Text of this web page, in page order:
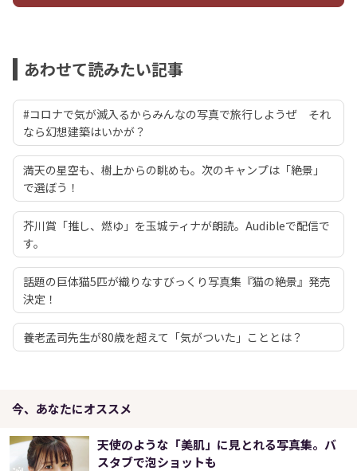
あわせて読みたい記事
#コロナで気が滅入るからみんなの写真で旅行しようぜ それ
なら幻想建築はいかが？
満天の星空も、樹上からの眺めも。次のキャンプは「絶景」
で選ぼう！
芥川賞「推し、燃ゆ」を玉城ティナが朗読。Audibleで配信で
す。
話題の巨体猫5匹が織りなすびっくり写真集『猫の絶景』発売
決定！
養老孟司先生が80歳を超えて「気がついた」こととは？
今、あなたにオススメ
天使のような「美肌」に見とれる写真集。バ
スタブで泡ショットも